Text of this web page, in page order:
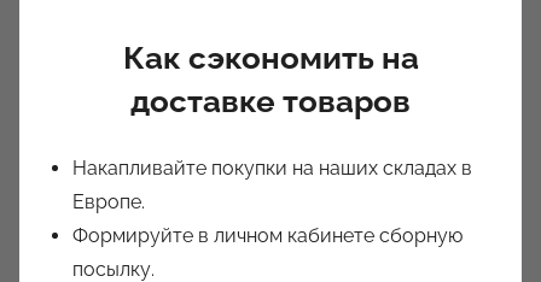
Как сэкономить на
доставке товаров
Накапливайте покупки на наших складах в
Европе.
Формируйте в личном кабинете сборную
посылку.